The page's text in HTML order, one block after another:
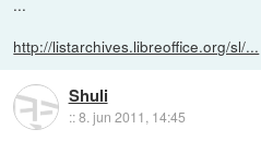
http://listarchives.libreoffice.org/sl/...
Shuli
::8. jun 2011, 14:45